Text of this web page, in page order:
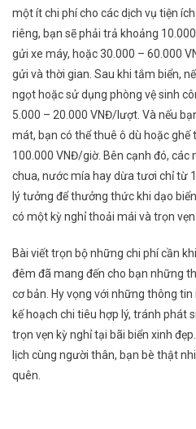
một ít chi phí cho các dịch vụ tiện
riêng, bạn sẽ phải trả khoảng
gửi xe máy, hoặc 30.000 – 60.000
gửi và thời gian. Sau khi tắm biển,
ngọt hoặc sử dụng phòng vệ sinh
5.000 – 20.000 VNĐ/lượt. Và nếu
mát, bạn có thể thuê ô dù hoặc ghế
100.000 VNĐ/giờ. Bên cạnh đó,
chua, nước mía hay dừa tươi chỉ từ
lý tưởng để thưởng thức khi dạo
có một kỳ nghỉ thoải mái và trọn
Bài viết trọn bộ những chi phí cần
đêm đã mang đến cho bạn những
cơ bản. Hy vọng với những thông
kế hoạch chi tiêu hợp lý, tránh phát
trọn vẹn kỳ nghỉ tại bãi biển xinh
lịch cùng người thân, bạn bè thật
quên.